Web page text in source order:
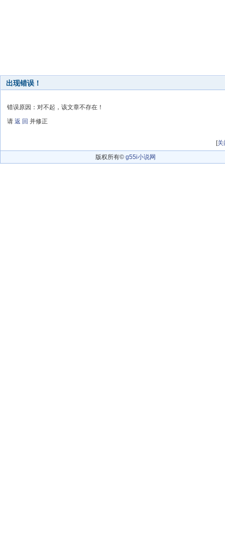
出现错误！
错误原因：对不起，该文章不存在！
请 返 回 并修正
[关
版权所有© g55i小说网